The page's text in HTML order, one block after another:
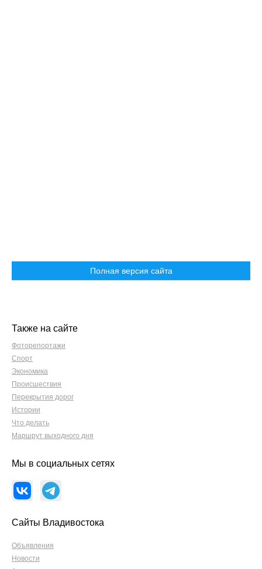
Полная версия сайта
Также на сайте
Фоторепортажи
Спорт
Экономика
Происшествия
Перекрытия дорог
Истории
Что делать
Маршрут выходного дня
Мы в социальных сетях
Сайты Владивостока
Объявления
Новости